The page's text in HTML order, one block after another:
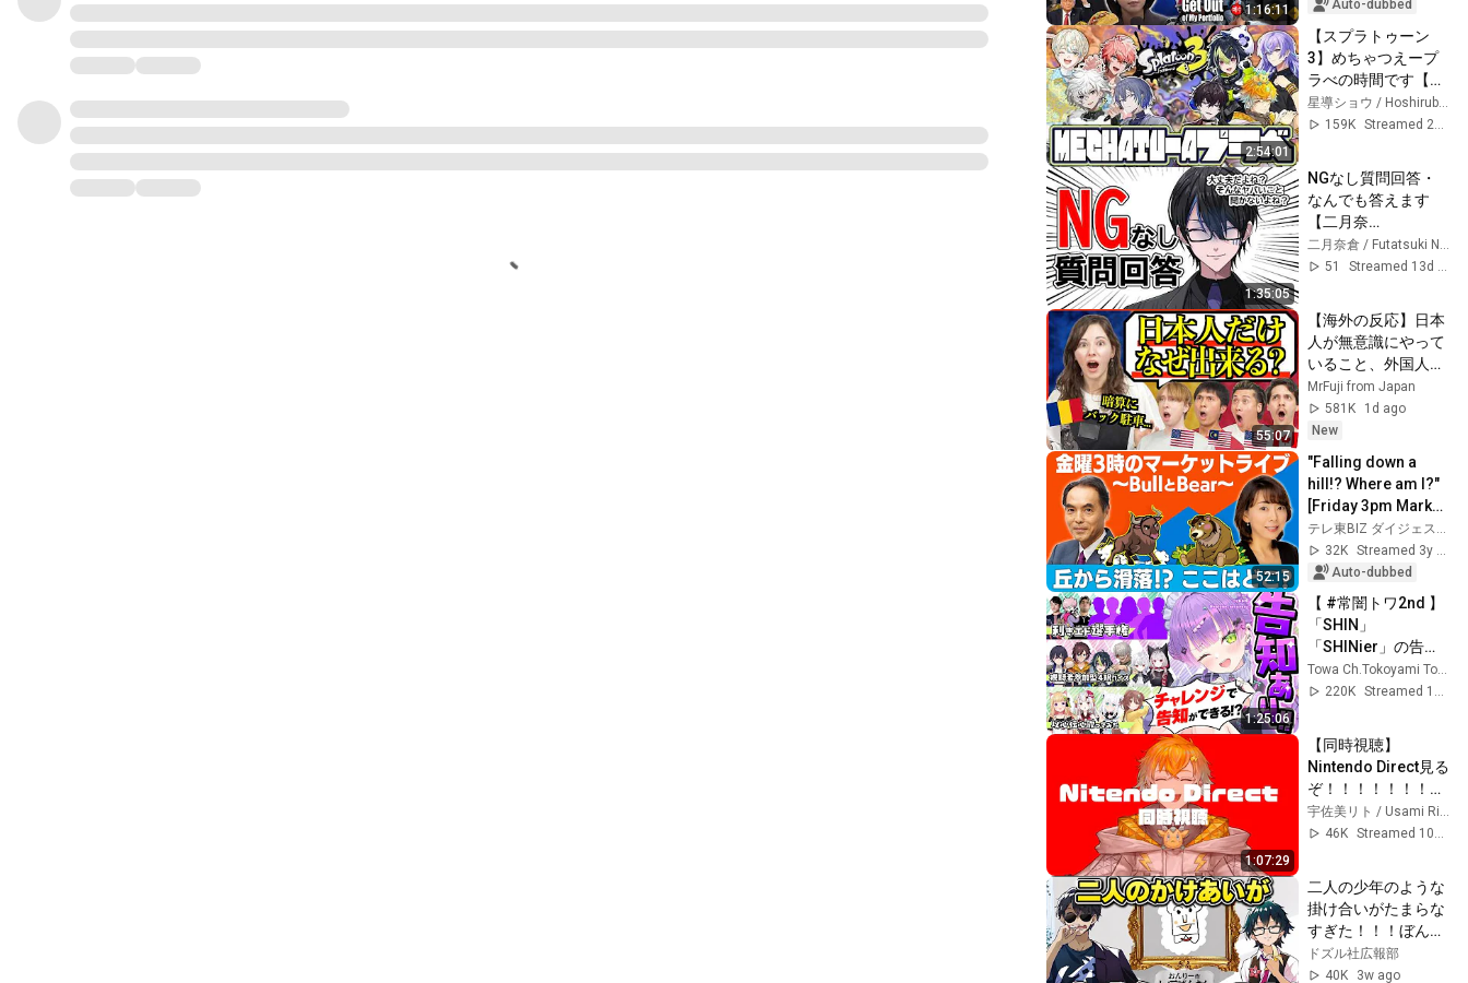
1:16:11
Auto-dubbed
2:54:01
【スプラトゥーン
3】めちゃつえープ
ラべの時間です【星
導ショウ/にじさん
じ】159K
1:35:05
NGなし質問回答・
なんでも答えます
【二月奈
倉/VTuber】
51
55:07
【海外の反応】日本
人が無意識にやって
いること、外国人に
は全部すごかった
MrFuji from Japan
581K
1d ago
New
52:15
"Falling down a
hill!? Where am I?"
[Friday 3pm Market
Live ~Bull and
Bear~] (July 14,
2023)
32K
Auto-dubbed
1:25:06
【 #常闇トワ2nd 】
「SHIN」
「SHINier」の告知
あり！豪華企画👑3
本立て【常闇トワ/
Towa Ch.Tokoyami Towa
220K
Streamed 10mo ago
1:07:29
【同時視聴】
Nintendo Direct見る
ぞ！！！！！！！
【宇佐美リト/にじ
さんじ】
宇佐美リト / Usami Rito【にじさんじ】
46K
Streamed 10mo ago
二人の少年のような
掛け合いがたまらな
すぎた！！！ぼんさ
んと全ドズル社メン
バーのアキネイター
ドズル社広報部
40K
3w ago